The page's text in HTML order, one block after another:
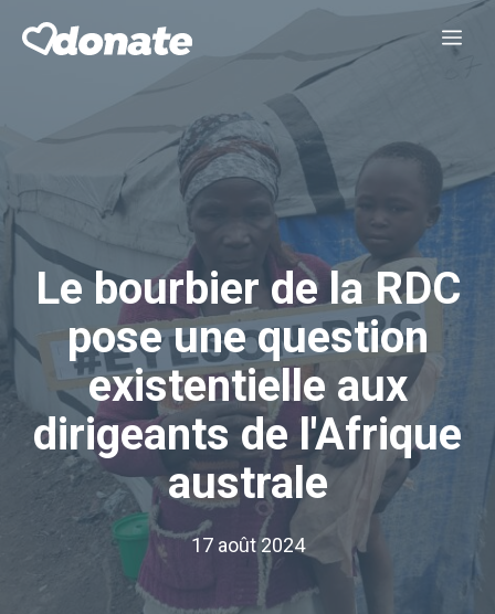
Le bourbier de la RDC
pose une question
existentielle aux
dirigeants de l'Afrique
australe
17 août 2024